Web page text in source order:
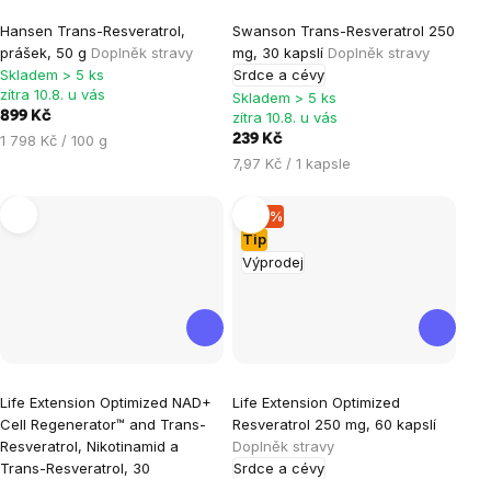
Hansen Trans-Resveratrol,
prášek, 50 g Doplněk stravy
hodnocení
produktu
je
5,0
z
Skladem > 5 ks
zítra 10.8. u vás
899 Kč
Měrná
1 798 Kč / 100 g
Swanson Trans-Resveratrol 250
mg, 30 kapslí Doplněk stravy
Srdce a cévy
hodnocení
produktu
je
5,0
z
5
Skladem > 5 ks
zítra 10.8. u vás
239 Kč
Měrná
7,97 Kč / 1 kapsle
Life Extension Optimized NAD+
Cell Regenerator™ and Trans-
Resveratrol, Nikotinamid a
Trans-Resveratrol, 30
hodnocení
produktu
je
Tip
Výprodej
–16 %
Life Extension Optimized
Resveratrol 250 mg, 60 kapslí
Doplněk stravy
Srdce a cévy
hodnocení
produktu
je